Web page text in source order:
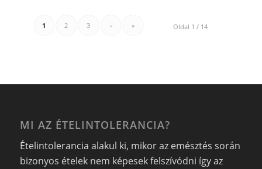
Oldal 1 / 14
1 2 3 › »
MI AZ ÉTELINTOLERANCIA?
Ételintolerancia alakul ki, mikor az emésztés során
bizonyos ételek nem képesek felszívódni így az